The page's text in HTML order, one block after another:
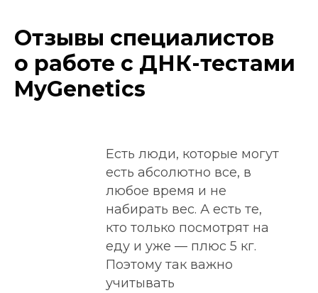
Отзывы специалистов
о работе с ДНК-тестами
MyGenetics
Есть люди, которые могут
есть абсолютно все, в
любое время и не
набирать вес. А есть те,
кто только посмотрят на
еду и уже — плюс 5 кг.
Поэтому так важно
учитывать